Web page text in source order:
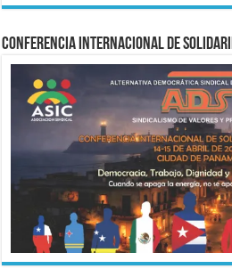
Conferencia Internacional de